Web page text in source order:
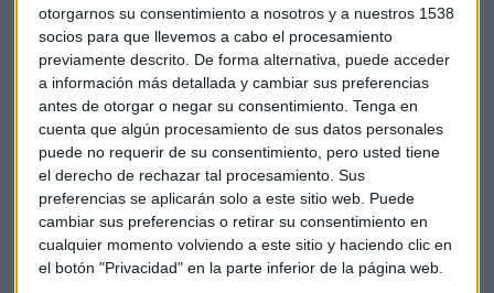
otorgarnos su consentimiento a nosotros y a nuestros 1538
socios para que llevemos a cabo el procesamiento
previamente descrito. De forma alternativa, puede acceder
a información más detallada y cambiar sus preferencias
antes de otorgar o negar su consentimiento. Tenga en
cuenta que algún procesamiento de sus datos personales
puede no requerir de su consentimiento, pero usted tiene
el derecho de rechazar tal procesamiento. Sus
preferencias se aplicarán solo a este sitio web. Puede
cambiar sus preferencias o retirar su consentimiento en
cualquier momento volviendo a este sitio y haciendo clic en
el botón "Privacidad" en la parte inferior de la página web.
España: récord de exportaciones a pesar de
incertidumbre global
La presidenta de ICEX destaca el papel clave de la
red exterior y que las exportaciones de servicios no
turísticos superan a las de servicios turísticos
Capital Radio / 2026-07-02